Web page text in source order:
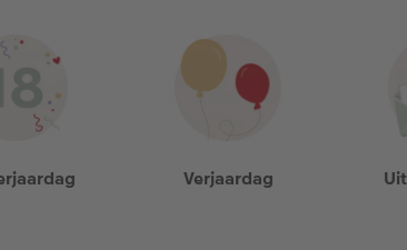
Verjaardag